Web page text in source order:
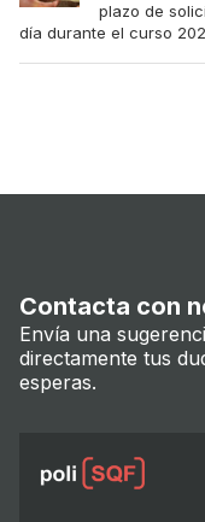
plazo de
día durante el curso
Contacta con
Envía una
directamente tus
esperas.